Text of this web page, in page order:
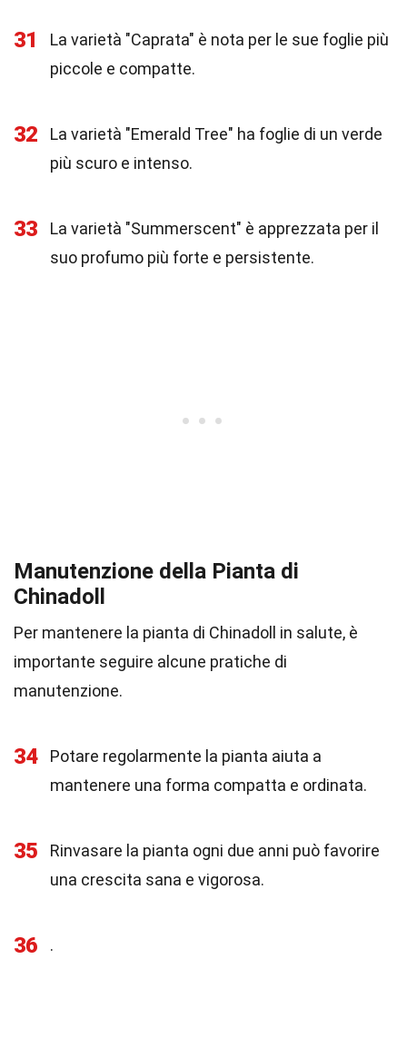
31
La varietà "Caprata" è nota per le sue foglie più
piccole e compatte.
32
La varietà "Emerald Tree" ha foglie di un verde
più scuro e intenso.
33
La varietà "Summerscent" è apprezzata per il
suo profumo più forte e persistente.
Manutenzione della Pianta di
Chinadoll
Per mantenere la pianta di Chinadoll in salute, è
importante seguire alcune pratiche di
manutenzione.
34
Potare regolarmente la pianta aiuta a
mantenere una forma compatta e ordinata.
35
Rinvasare la pianta ogni due anni può favorire
una crescita sana e vigorosa.
36 .